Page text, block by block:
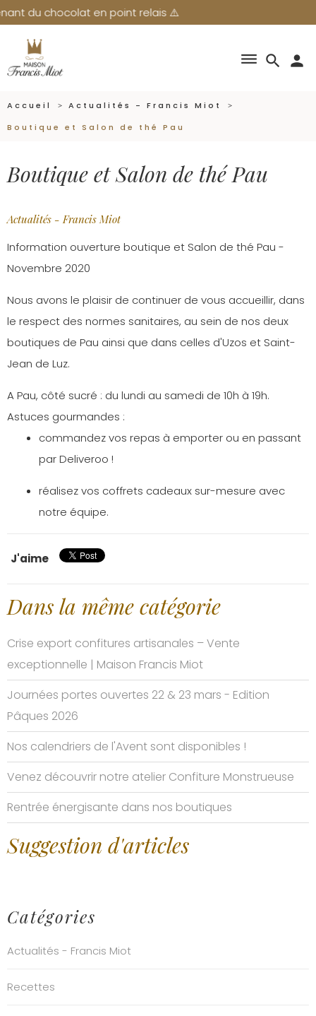
du chocolat en point relais ⚠️
search
dehaze person
Accueil
Actualités - Francis Miot
Boutique et Salon de thé Pau
Boutique et Salon de thé Pau
Actualités - Francis Miot
Information ouverture boutique et Salon de thé Pau -
Novembre 2020
Nous avons le plaisir de continuer de vous accueillir, dans
le respect des normes sanitaires, au sein de nos deux
boutiques de Pau ainsi que dans celles d'Uzos et Saint-
Jean de Luz.
A Pau, côté sucré : du lundi au samedi de 10h à 19h.
Astuces gourmandes :
commandez vos repas à emporter ou en passant
par Deliveroo !
réalisez vos coffrets cadeaux sur-mesure avec
notre équipe.
J'aime
Dans la même catégorie
Crise export confitures artisanales – Vente
exceptionnelle | Maison Francis Miot
Journées portes ouvertes 22 & 23 mars - Edition
Pâques 2026
Nos calendriers de l'Avent sont disponibles !
Venez découvrir notre atelier Confiture Monstrueuse
Rentrée énergisante dans nos boutiques
Suggestion d'articles
Catégories
Actualités - Francis Miot
Recettes